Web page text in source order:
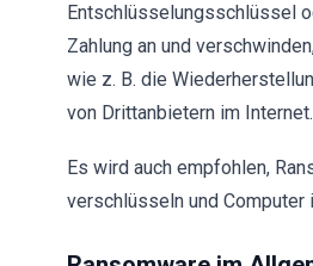
Entschlüsselungsschlüssel
Zahlung an und
wie z. B. die
von Drittanbietern im Internet.
Es wird auch empfohlen,
verschlüsseln und